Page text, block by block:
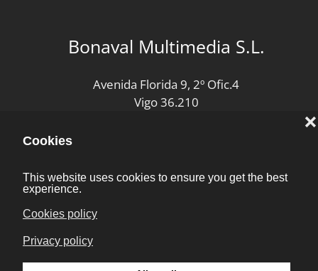
Bonaval Multimedia S.L.
Avenida Florida 9, 2º Ofic.4
Vigo 36.210
Diseño y desarrollo:Bonaval Multimedia SLCopyright ©